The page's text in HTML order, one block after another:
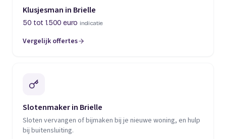
Klusjesman in Brielle
50 tot 1.500 euro indicatie
Vergelijk offertes
Slotenmaker in Brielle
Sloten vervangen of bijmaken bij je nieuwe woning, en hulp
bij buitensluiting.